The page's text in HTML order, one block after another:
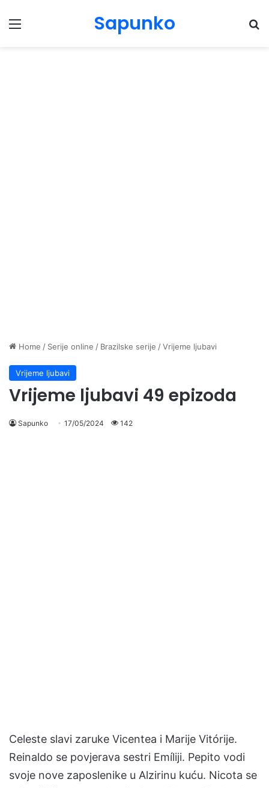
Menu Sapunko
Home / Serije online / Brazilske serije /Vrijeme ljubavi
Vrijeme ljubavi
Vrijeme ljubavi 49 epizoda
Sapunko 17/05/2024 142
Celeste slavi zaruke Vicentea i Marije Vitórije.
Reinaldo se povjerava sestri Emíliji. Pepito vodi
svoje nove zaposlenike u Alzirinu kuću. Nicota se